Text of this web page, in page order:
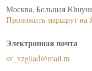
Москва, Большая
Проложить маршрут на
Электронная почта
sv_vzgliad@mail.ru